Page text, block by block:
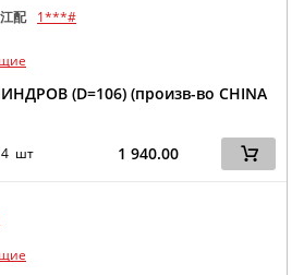
配 1***#
(D=106) (произв-во CHINA
4 шт 1 940.00